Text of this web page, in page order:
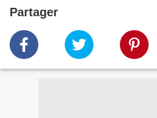
Partager